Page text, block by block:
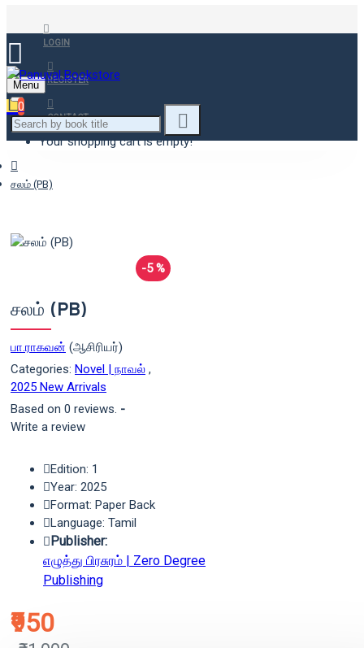
LOGIN
REGISTER
CONTACT
Menu
0
Your shopping cart is empty!
சலம் (PB)
-5 %
சலம் (PB)
பா.ராகவன் (ஆசிரியர்)
Categories: Novel | நாவல் ,
2025 New Arrivals
Based on 0 reviews. -
Write a review
₹950
Edition: 1
Year: 2025
Format: Paper Back
Language: Tamil
Publisher:
எழுத்து பிரசுரம் | Zero Degree
Publishing